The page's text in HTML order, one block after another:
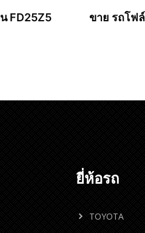
FD25Z5
ขาย รถโฟ
ยี่ห้อรถ
TOYOTA